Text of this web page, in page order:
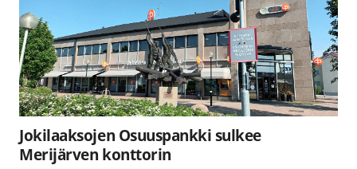
Jokilaaksojen Osuuspankki sulkee
Merijärven konttorin